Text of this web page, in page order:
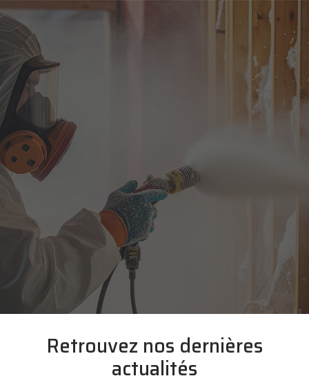
Retrouvez nos dernières
actualités